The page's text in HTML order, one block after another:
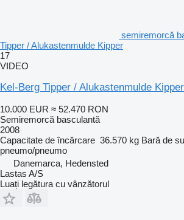
semiremorcă
Tipper / Alukastenmulde Kipper
17
VIDEO
Kel-Berg Tipper / Alukastenmulde Kipper
10.000 EUR ≈ 52.470 RON
Semiremorcă basculantă
2008
Capacitate de încărcare 36.570 kg Bară de
pneumo/pneumo
Danemarca, Hedensted
Lastas A/S
Luați legătura cu vânzătorul